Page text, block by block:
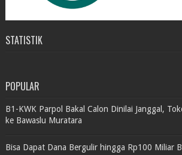
STATISTIK
POPULAR
B1-KWK Parpol Bakal Calon Dinilai Janggal,
ke Bawaslu Muratara
Bisa Dapat Dana Bergulir hingga Rp100 Miliar